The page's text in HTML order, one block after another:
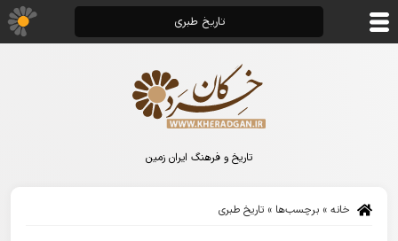
تاریخ و فرهنگ ایران زمین
خانه » برچسب‌ها » تاریخ طبری
تاریخ طبری